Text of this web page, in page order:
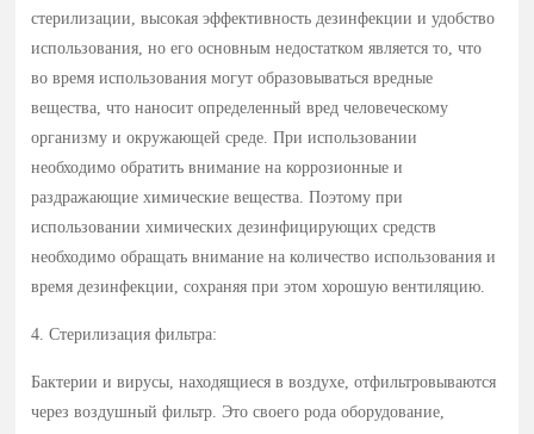
стерилизации, высокая эффективность дезинфекции и удобство
использования, но его основным недостатком является то, что
во время использования могут образовываться вредные
вещества, что наносит определенный вред человеческому
организму и окружающей среде. При использовании
необходимо обратить внимание на коррозионные и
раздражающие химические вещества. Поэтому при
использовании химических дезинфицирующих средств
необходимо обращать внимание на количество использования и
время дезинфекции, сохраняя при этом хорошую вентиляцию.
4. Стерилизация фильтра:
Бактерии и вирусы, находящиеся в воздухе, отфильтровываются
через воздушный фильтр. Это своего рода оборудование,